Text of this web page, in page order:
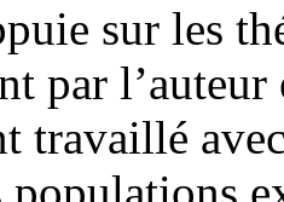
sur les
par
travaillé